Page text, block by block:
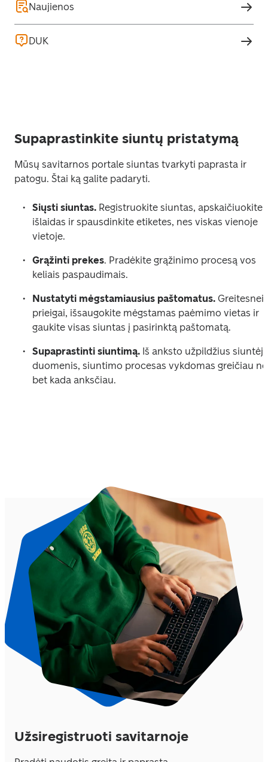
Naujienos
DUK
Supaprastinkite siuntų pristatymą
Mūsų savitarnos portale siuntas tvarkyti paprasta ir
patogu. Štai ką galite padaryti.
Siųsti siuntas. Registruokite siuntas, apskaičiuokite
išlaidas ir spausdinkite etiketes, nes viskas vienoje
vietoje.
Grąžinti prekes. Pradėkite grąžinimo procesą vos
keliais paspaudimais.
Nustatyti mėgstamiausius paštomatus. Greitesnei
prieigai, išsaugokite mėgstamas paėmimo vietas ir
gaukite visas siuntas į pasirinktą paštomatą.
Supaprastinti siuntimą. Iš anksto užpildžius
duomenis, siuntimo procesas vykdomas greičiau
bet kada anksčiau.
Užsiregistruoti savitarnoje